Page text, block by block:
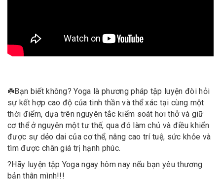
☘️Bạn biết không? Yoga là phương pháp tập luyện đòi hỏi
sự kết hợp cao độ của tinh thần và thể xác tại cùng một
thời điểm, dựa trên nguyên tắc kiểm soát hơi thở và giữ
cơ thể ở nguyên một tư thế, qua đó làm chủ và điều khiển
được sự dẻo dai của cơ thể, nâng cao trí tuệ, sức khỏe và
tìm được chân giá trị hạnh phúc.
?Hãy luyện tập Yoga ngay hôm nay nếu bạn yêu thương
bản thân mình!!!